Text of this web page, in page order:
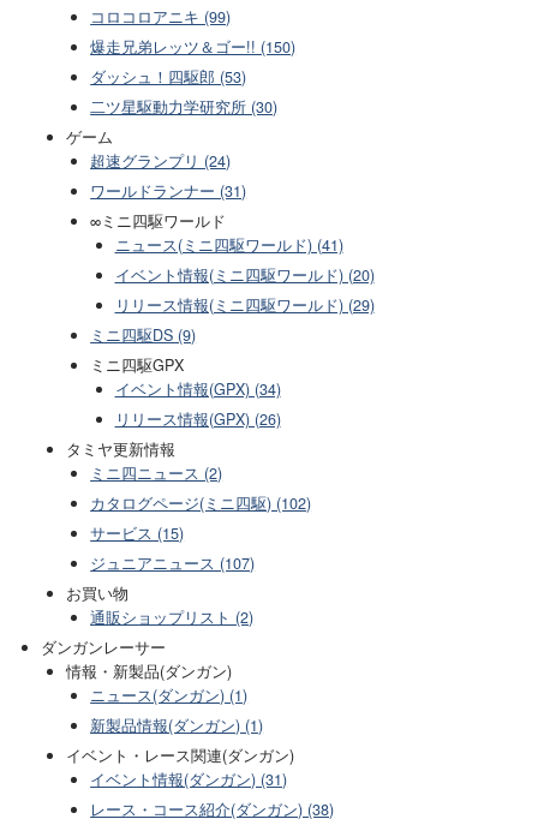
コロコロアニキ (99)
爆走兄弟レッツ＆ゴー!! (150)
ダッシュ！四駆郎 (53)
二ツ星駆動力学研究所 (30)
ゲーム
超速グランプリ (24)
ワールドランナー (31)
∞ミニ四駆ワールド
ニュース(ミニ四駆ワールド) (41)
イベント情報(ミニ四駆ワールド) (20)
リリース情報(ミニ四駆ワールド) (29)
ミニ四駆DS (9)
ミニ四駆GPX
イベント情報(GPX) (34)
リリース情報(GPX) (26)
タミヤ更新情報
ミニ四ニュース (2)
カタログページ(ミニ四駆) (102)
サービス (15)
ジュニアニュース (107)
お買い物
通販ショップリスト (2)
ダンガンレーサー
情報・新製品(ダンガン)
ニュース(ダンガン) (1)
新製品情報(ダンガン) (1)
イベント・レース関連(ダンガン)
イベント情報(ダンガン) (31)
レース・コース紹介(ダンガン) (38)